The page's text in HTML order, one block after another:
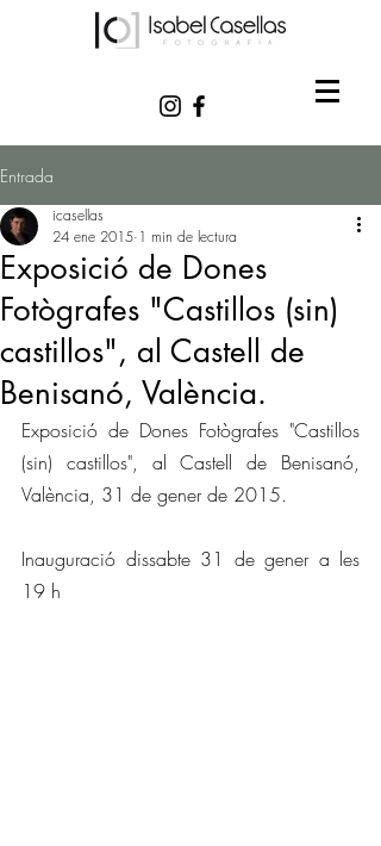
Entrada
Exposició de Dones
Fotògrafes "Castillos (sin)
castillos", al Castell de
Benisanó, València.
icasellas
24 ene 2015 1 min de lectura
Exposició de Dones Fotògrafes "Castillos
(sin) castillos", al Castell de Benisanó,
València, 31 de gener de 2015.
Inauguració dissabte 31 de gener a les
19 h